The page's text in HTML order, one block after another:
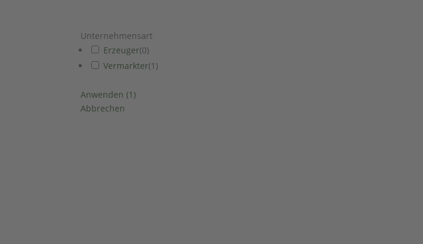
Unternehmensart
Erzeuger(0)
Vermarkter(1 )
Anwenden(1 )
Abbrechen